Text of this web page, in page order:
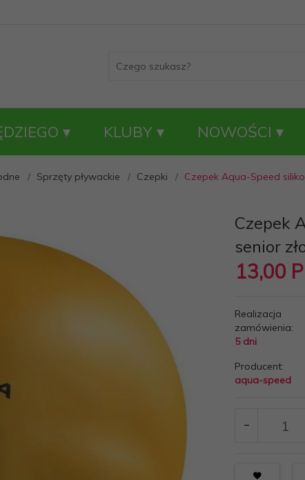
KLUBY NOWOŚCI
Sprzęty pływackie Czepki Czepek Aqua-Speed
Czepek
senior
13,00
Realizacja
zamówienia:
5 dni
Producent:
aqua-speed